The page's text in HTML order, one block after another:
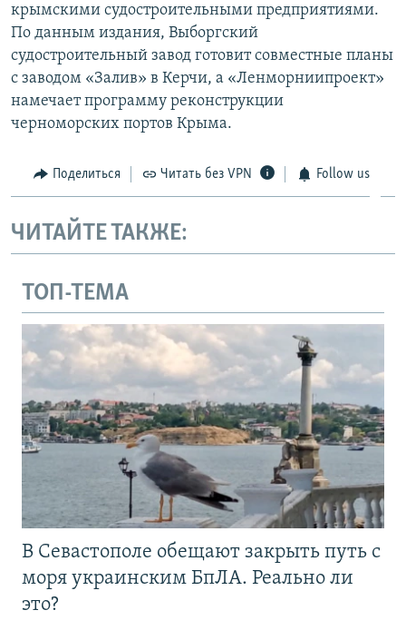
крымскими судостроительными предприятиями.
По данным издания, Выборгский
судостроительный завод готовит совместные планы
с заводом «Залив» в Керчи, а «Ленморниипроект»
намечает программу реконструкции
черноморских портов Крыма.
Поделиться Читать без VPN Follow us
ЧИТАЙТЕ ТАКЖЕ:
ТОП-ТЕМА
В Севастополе обещают закрыть путь с
моря украинским БпЛА. Реально ли
это?